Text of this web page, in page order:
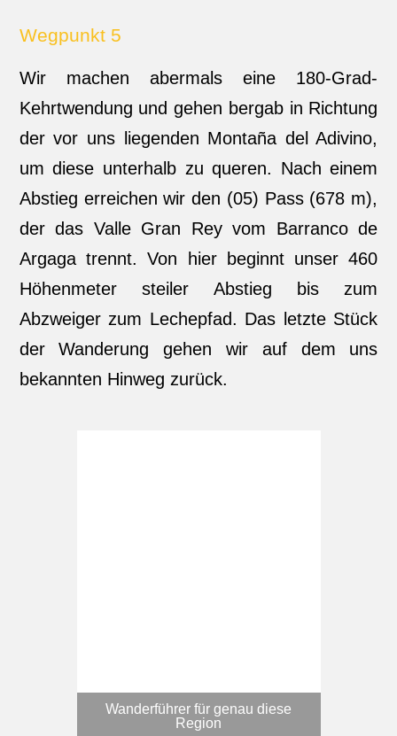
Wegpunkt 5
Wir machen abermals eine 180-Grad-
Kehrtwendung und gehen bergab in Richtung
der vor uns liegenden Montaña del Adivino,
um diese unterhalb zu queren. Nach einem
Abstieg erreichen wir den (05) Pass (678 m),
der das Valle Gran Rey vom Barranco de
Argaga trennt. Von hier beginnt unser 460
Höhenmeter steiler Abstieg bis zum
Abzweiger zum Lechepfad. Das letzte Stück
der Wanderung gehen wir auf dem uns
bekannten Hinweg zurück.
Wanderführer für genau diese
Region